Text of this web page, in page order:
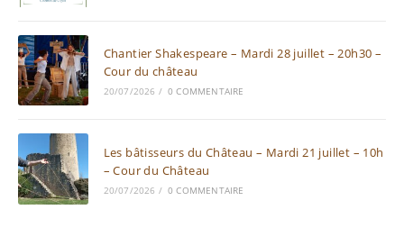
Chantier Shakespeare – Mardi 28 juillet – 20h30 –
Cour du château
20/07/2026 / 0 COMMENTAIRE
Les bâtisseurs du Château – Mardi 21 juillet – 10h
– Cour du Château
20/07/2026 / 0 COMMENTAIRE